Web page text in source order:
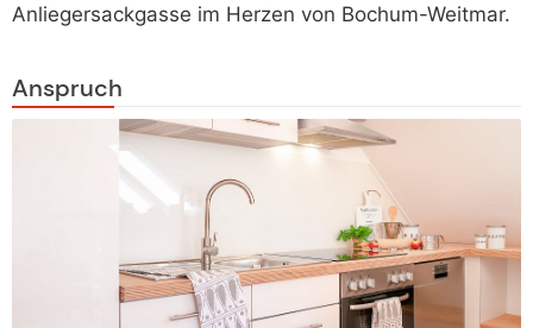
Anliegersackgasse im Herzen von Bochum-Weitmar.
Anspruch